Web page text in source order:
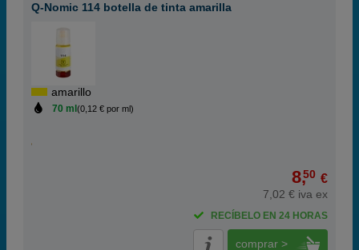
Q-Nomic 114 botella de tinta amarilla
amarillo
70 ml (0,12 € por ml)
8,50 €
7,02 € iva ex
RECÍBELO EN 24 HORAS
comprar >